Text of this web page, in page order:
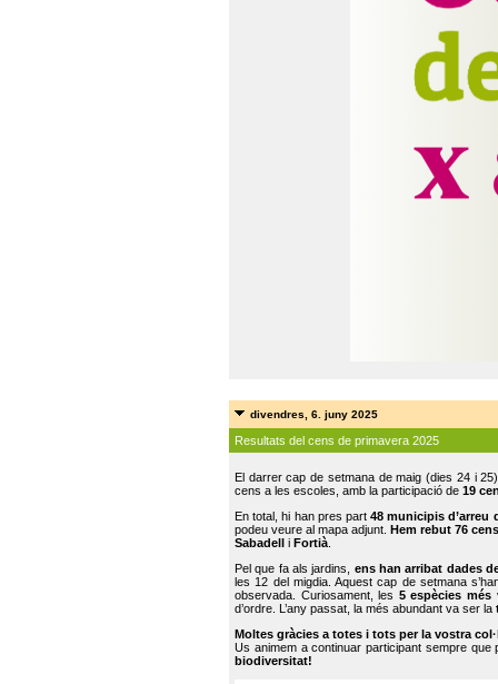
divendres, 6. juny 2025
Resultats del cens de primavera 2025
El darrer cap de setmana de maig (dies 24 i
cens a les escoles, amb la participació de 19
En total, hi han pres part48 municipis d’arreu
podeu veure al mapa adjunt. Hem rebut 76
Sabadell
i Fortià.
Pel que fa als jardins, ens han arribat dades
les 12 del migdia. Aquest cap de setmana
observada. Curiosament, les 5 espècies més
d’ordre. L’any passat, la més abundant va ser la
Moltes gràcies a totes i tots per la vostra
Us animem a continuar participant sempre que
biodiversitat!